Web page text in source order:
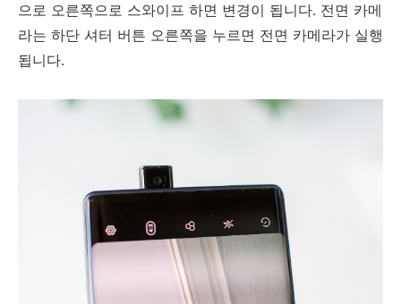
으로 오른쪽으로 스와이프 하면 변경이 됩니다. 전면 카메
라는 하단 셔터 버튼 오른쪽을 누르면 전면 카메라가 실행
됩니다.